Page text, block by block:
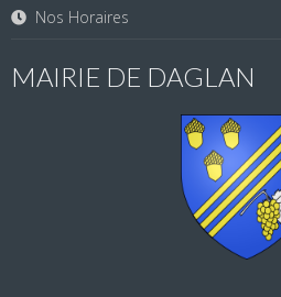
Nos Horaires
MAIRIE DE DAGLAN